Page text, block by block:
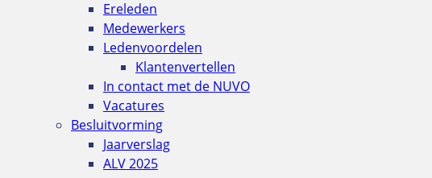
Ereleden
Medewerkers
Ledenvoordelen
Klantenvertellen
In contact met de NUVO
Vacatures
Besluitvorming
Jaarverslag
ALV 2025